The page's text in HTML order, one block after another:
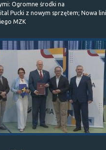
Ogromne środki na
Pucki z nowym sprzętem; Nowa
MZK